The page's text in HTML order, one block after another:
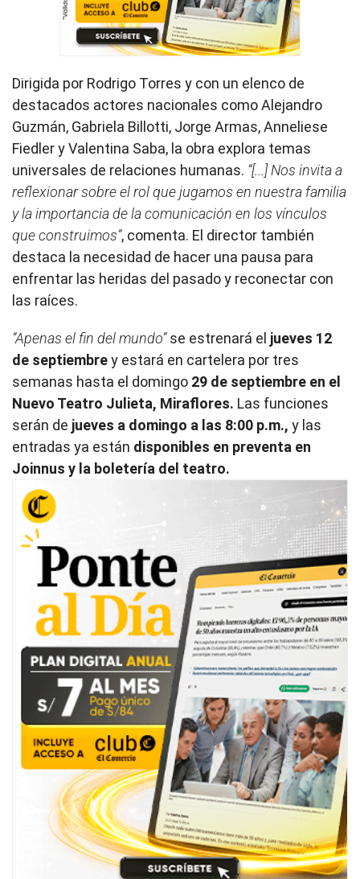
Dirigida por Rodrigo Torres y con un elenco de
destacados actores nacionales como Alejandro
Guzmán, Gabriela Billotti, Jorge Armas, Anneliese
Fiedler y Valentina Saba, la obra explora temas
universales de relaciones humanas. “[...] Nos invita a
reflexionar sobre el rol que jugamos en nuestra familia
y la importancia de la comunicación en los vínculos
que construimos”, comenta. El director también
destaca la necesidad de hacer una pausa para
enfrentar las heridas del pasado y reconectar con
las raíces.
“Apenas el fin del mundo”se estrenará el jueves 12
de septiembrey estará en cartelera por tres
semanas hasta el domingo 29 de septiembre en el
Nuevo Teatro Julieta, Miraflores. Las funciones
serán de jueves a domingo a las 8:00 p.m., y las
entradas ya están disponibles en preventa en
Joinnus y la boletería del teatro.